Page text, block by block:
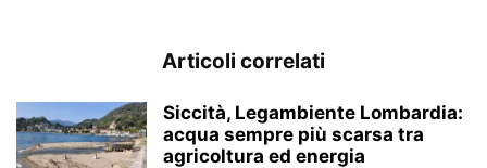
Articoli correlati
Siccità, Legambiente Lombardia:
acqua sempre più scarsa tra
agricoltura ed energia